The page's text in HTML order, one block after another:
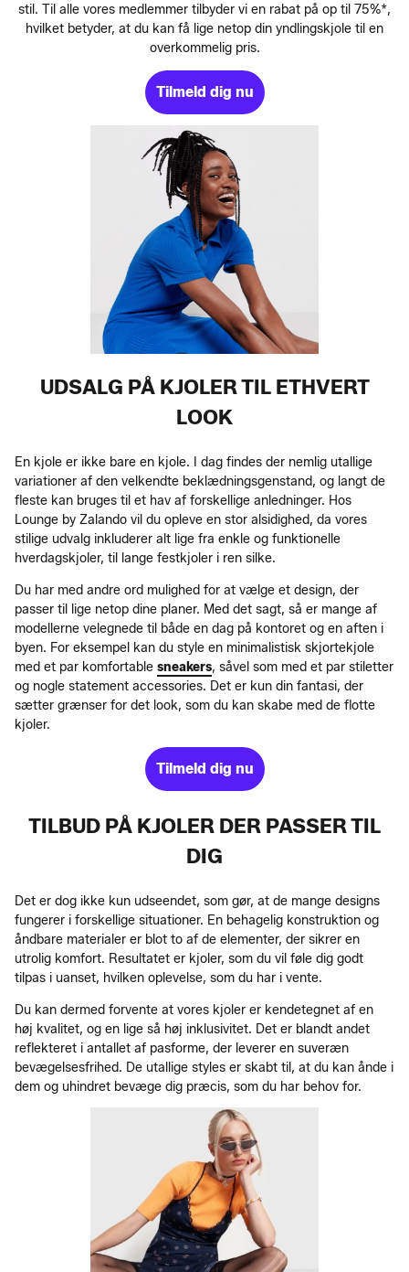
stil. Til alle vores medlemmer tilbyder vi en rabat på op til 75%*,
hvilket betyder, at du kan få lige netop din yndlingskjole til en
overkommelig pris.
Tilmeld dig nu
UDSALG PÅ KJOLER TIL ETHVERT
LOOK
En kjole er ikke bare en kjole. I dag findes der nemlig utallige
variationer af den velkendte beklædningsgenstand, og langt de
fleste kan bruges til et hav af forskellige anledninger. Hos
Lounge by Zalando vil du opleve en stor alsidighed, da vores
stilige udvalg inkluderer alt lige fra enkle og funktionelle
hverdagskjoler, til lange festkjoler i ren silke.
Du har med andre ord mulighed for at vælge et design, der
passer til lige netop dine planer. Med det sagt, så er mange af
modellerne velegnede til både en dag på kontoret og en aften i
byen. For eksempel kan du style en minimalistisk skjortekjole
med et par komfortable sneakers, såvel som med et par stiletter
og nogle statement accessories. Det er kun din fantasi, der
sætter grænser for det look, som du kan skabe med de flotte
kjoler.
Tilmeld dig nu
TILBUD PÅ KJOLER DER PASSER TIL
DIG
Det er dog ikke kun udseendet, som gør, at de mange designs
fungerer i forskellige situationer. En behagelig konstruktion og
åndbare materialer er blot to af de elementer, der sikrer en
utrolig komfort. Resultatet er kjoler, som du vil føle dig godt
tilpas i uanset, hvilken oplevelse, som du har i vente.
Du kan dermed forvente at vores kjoler er kendetegnet af en
høj kvalitet, og en lige så høj inklusivitet. Det er blandt andet
reflekteret i antallet af pasforme, der leverer en suveræn
bevægelsesfrihed. De utallige styles er skabt til, at du kan ånde i
dem og uhindret bevæge dig præcis, som du har behov for.